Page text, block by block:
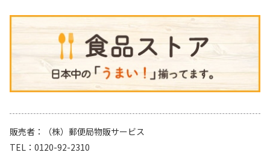
販売者
（株）郵便局物販サービス
TEL
0120-92-2310